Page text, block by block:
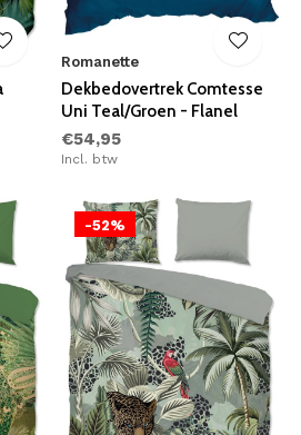
Romanette
Dekbedovertrek Comtesse
Uni Teal/Groen - Flanel
€54,95
Incl. btw
-52%